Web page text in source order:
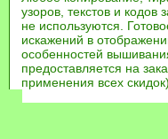
узоров, текстов и
не используются.
искажений в
особенностей
предоставляется на
применения всех